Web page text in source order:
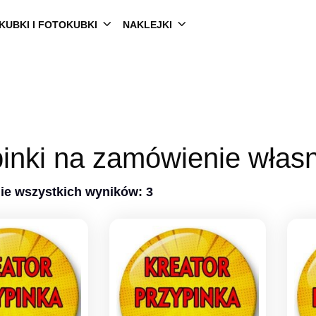
I FOTOKUBKI NAKLEJKI
na zamówienie
wszystkich wyników: 3